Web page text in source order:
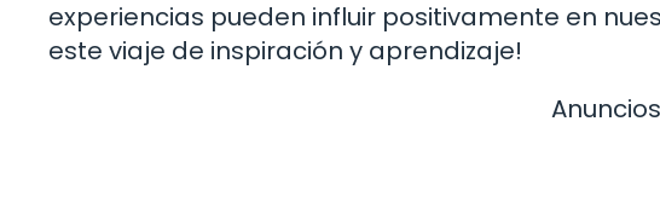
experiencias pueden influir positivamente en
este viaje de inspiración y aprendizaje!
Anuncios